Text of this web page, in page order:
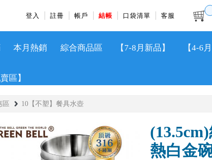
登入 註冊 帳戶 結帳 口袋清單 客服
本月熱銷 綜合商品區 【7-8月新品】 【4-6
區】
區 10【不塑】餐具水壺
熱白金